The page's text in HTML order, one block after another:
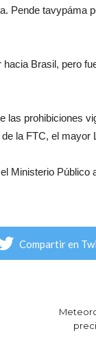
Pende tavypáma
Brasil, pero
las prohibiciones
la FTC, el mayor
Ministerio Público
Compartir en